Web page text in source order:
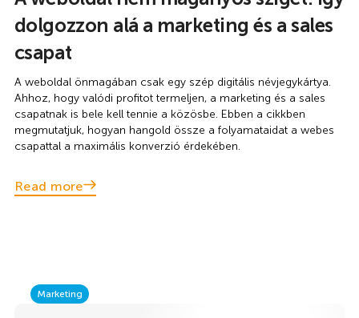
dolgozzon alá a marketing és a sales
csapat
A weboldal önmagában csak egy szép digitális névjegykártya.
Ahhoz, hogy valódi profitot termeljen, a marketing és a sales
csapatnak is bele kell tennie a közösbe. Ebben a cikkben
megmutatjuk, hogyan hangold össze a folyamataidat a webes
csapattal a maximális konverzió érdekében.
Read more
Marketing